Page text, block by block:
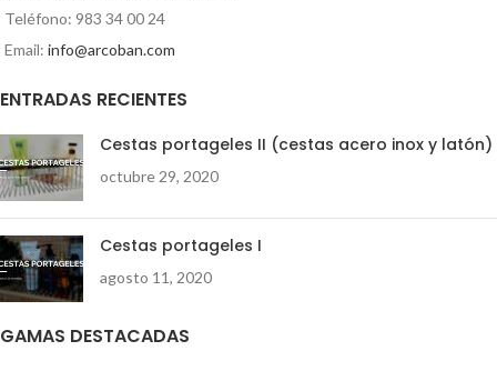
Teléfono: 983 34 00 24
Email: info@arcoban.com
ENTRADAS RECIENTES
Cestas portageles II (cestas acero inox y latón)
octubre 29, 2020
Cestas portageles I
agosto 11, 2020
GAMAS DESTACADAS